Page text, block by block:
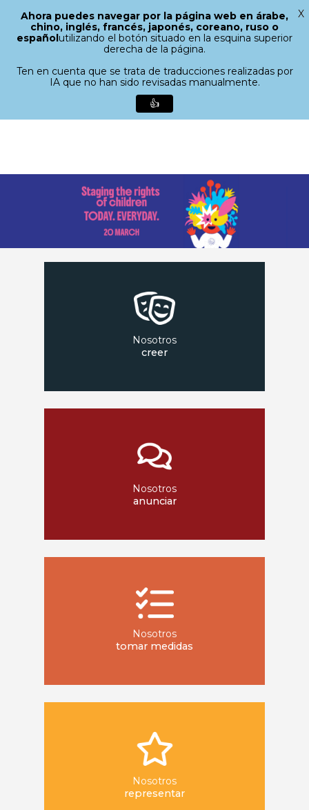
principal
buscar
Menú
Nosotros
creer
Nosotros
anunciar
Nosotros
tomar medidas
Nosotros
representar
Cerrar
Ahora puedes navegar por la página web en árabe,
chino, inglés, francés, japonés, coreano, ruso o
españolutilizando el botón situado en la esquina superior
derecha de la página.
Ten en cuenta que se trata de traducciones realizadas por
IA que no han sido revisadas manualmente.
👍
X